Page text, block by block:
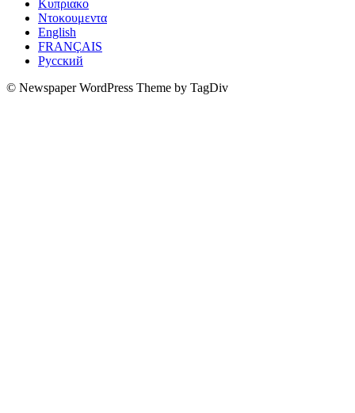
Κυπριακο
Ντοκουμεντα
English
FRANÇAIS
Русский
© Newspaper WordPress Theme by TagDiv